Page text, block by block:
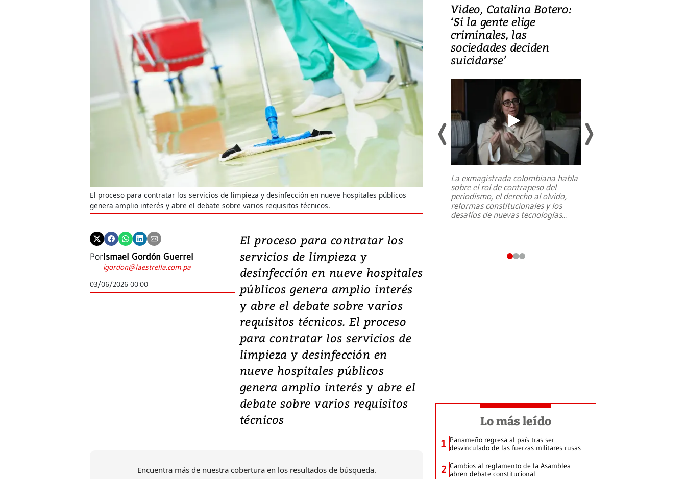
El proceso para contratar los servicios de limpieza y desinfección en nueve hospitales públicos
genera amplio interés y abre el debate sobre varios requisitos técnicos.
PorIsmael Gordón Guerrel
igordon@laestrella.com.pa
03/06/2026 00:00
El proceso para contratar los
servicios de limpieza y
desinfección en nueve hospitales
públicos genera amplio interés
y abre el debate sobre varios
requisitos técnicos. El proceso
para contratar los servicios de
limpieza y desinfección en
nueve hospitales públicos
genera amplio interés y abre el
debate sobre varios requisitos
técnicos
Encuentra más de nuestra cobertura en los resultados de búsqueda.
Video, Japón: Terremoto
deja heridos y graves
daños en Kumamoto
Un fuerte terremoto de magnitud
julio en la prefectura de Kumamoto,
emergencia de gran...
Video, Catalina Botero:
‘Si la gente elige
criminales, las
sociedades deciden
suicidarse’
La exmagistrada colombiana habla
sobre el rol de contrapeso del
periodismo, el derecho al olvido,
reformas constitucionales y los
desafíos de nuevas tecnologías...
Lo más leído
1 Panameño regresa al país tras ser
desvinculado de las fuerzas militares rusas
2 Cambios al reglamento de la Asamblea
abren debate constitucional